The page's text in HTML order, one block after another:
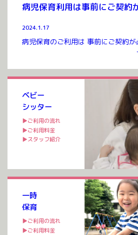
一時
保育
▶ご利用の流れ
▶ご利用料金
ベビー
シッター
▶ご利用の流れ
▶ご利用料金
▶スタッフ紹介
病児保育利用は事前にご契約
2024.1.17
病児保育のご利用は 事前にご契約が
・ 目黒区八
いただいたのち ご利用が可能とな
入会金、年会費 […]